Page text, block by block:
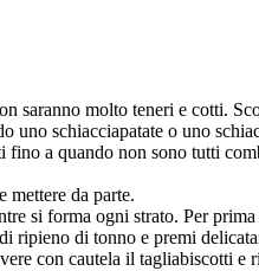
saranno molto teneri e cotti.
uno schiacciapatate o uno
a quando non sono tutti
mettere da parte.
si forma ogni strato. Per
di tonno e premi
con cautela il tagliabiscotti e